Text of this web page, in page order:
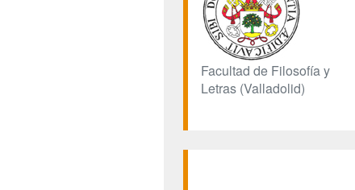
Facultad de Filosofía y
Letras (Valladolid)